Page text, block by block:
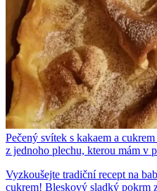
Pečený svítek s kakaem a
z jednoho plechu, kterou mám v
Vyzkoušejte tradiční recept na
cukrem! Bleskový sladký pokrm